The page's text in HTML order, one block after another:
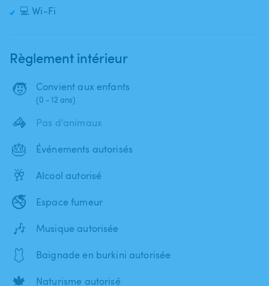
💻 Wi-Fi
Règlement intérieur
🧒 Convient aux enfants
(0 - 12 ans)
🦓 Pas d'animaux
🎂 Événements autorisés
🥂 Alcool autorisé
🚭 Espace fumeur
🎶 Musique autorisée
🩱 Baignade en burkini autorisée
🍁 Naturisme autorisé